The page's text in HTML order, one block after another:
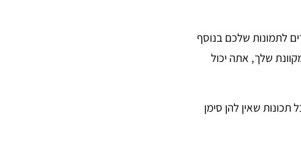
לתמונות שלכם בנוסף
שלך, אתה יכול
שאין להן סימן